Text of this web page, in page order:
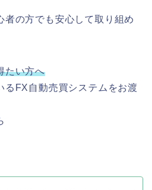
者の方でも安心して取り組め
たい方へ
るFX自動売買システムをお渡